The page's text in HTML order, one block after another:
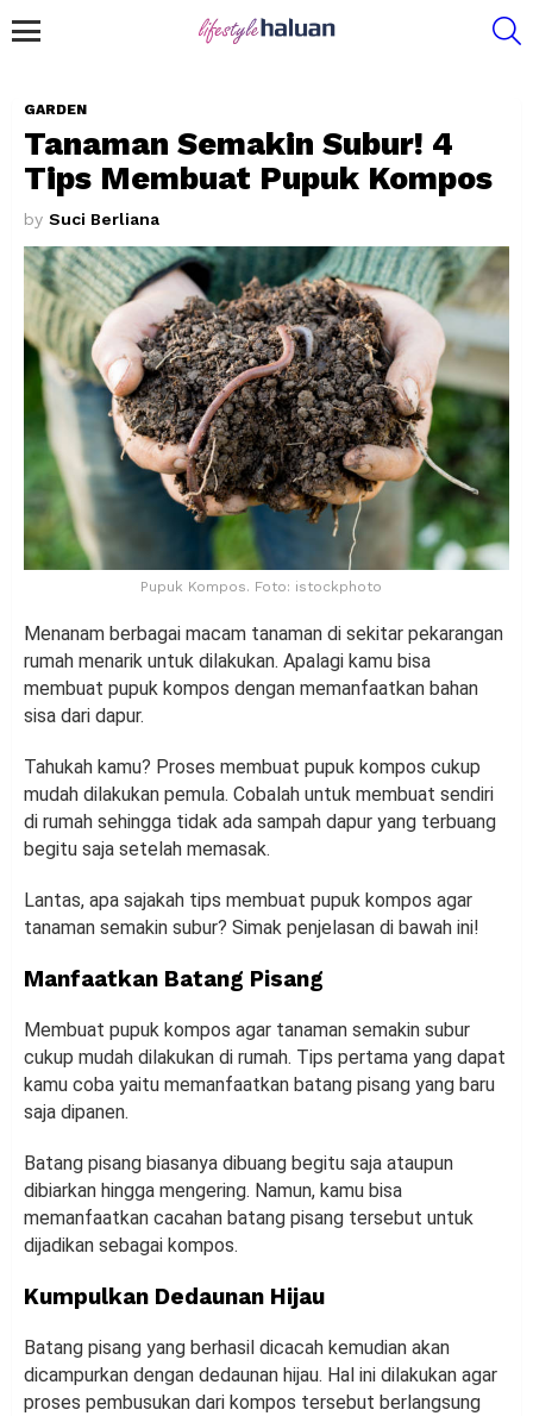
GARDEN
Tanaman Semakin Subur! 4
Tips Membuat Pupuk Kompos
by Suci Berliana
Pupuk Kompos. Foto: istockphoto
Menanam berbagai macam tanaman di sekitar pekarangan
rumah menarik untuk dilakukan. Apalagi kamu bisa
membuat pupuk kompos dengan memanfaatkan bahan
sisa dari dapur.
Tahukah kamu? Proses membuat pupuk kompos cukup
mudah dilakukan pemula. Cobalah untuk membuat sendiri
di rumah sehingga tidak ada sampah dapur yang terbuang
begitu saja setelah memasak.
Lantas, apa sajakah tips membuat pupuk kompos agar
tanaman semakin subur? Simak penjelasan di bawah ini!
Manfaatkan Batang Pisang
Membuat pupuk kompos agar tanaman semakin subur
cukup mudah dilakukan di rumah. Tips pertama yang dapat
kamu coba yaitu memanfaatkan batang pisang yang baru
saja dipanen.
Batang pisang biasanya dibuang begitu saja ataupun
dibiarkan hingga mengering. Namun, kamu bisa
memanfaatkan cacahan batang pisang tersebut untuk
dijadikan sebagai kompos.
Kumpulkan Dedaunan Hijau
Batang pisang yang berhasil dicacah kemudian akan
dicampurkan dengan dedaunan hijau. Hal ini dilakukan agar
proses pembusukan dari kompos tersebut berlangsung